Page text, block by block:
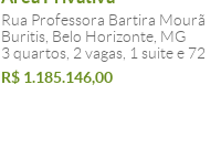
Rua Professora Bartira Mourão,
Buritis, Belo Horizonte, MG
3 quartos, 2 vagas, 1 suite e
R$ 1.185.146,00